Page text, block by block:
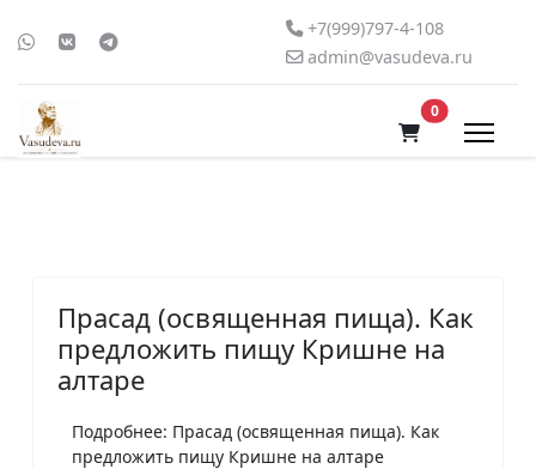
+7(999)797-4-108
admin@vasudeva.ru
0В корзину
Прасад (освященная пища). Как
предложить пищу Кришне на
алтаре
Подробнее: Прасад (освященная пища). Как
предложить пищу Кришне на алтаре